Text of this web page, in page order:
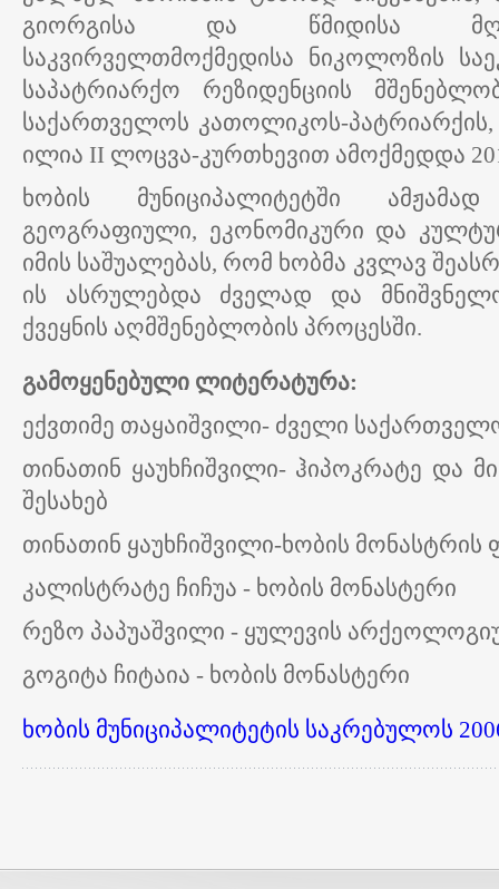
გიორგისა და წმიდისა
საკვირველთმოქმედისა ნიკოლოზის
საპატრიარქო რეზიდენციის
საქართველოს კათოლიკოს-პატრიარქის,
ილია II ლოცვა-კურთხევით ამოქმედდა
ხობის მუნიციპალიტეტში
გეოგრაფიული, ეკონომიკური და
იმის საშუალებას, რომ ხობმა კვლავ
ის ასრულებდა ძველად და
ქვეყნის აღმშენებლობის პროცესში.
გამოყენებული ლიტერატურა:
ექვთიმე თაყაიშვილი- ძველი
თინათინ ყაუხჩიშვილი- ჰიპოკრატე და
შესახებ
თინათინ ყაუხჩიშვილი-ხობის მონასტრის
კალისტრატე ჩიჩუა - ხობის მონასტერი
რეზო პაპუაშვილი - ყულევის
გოგიტა ჩიტაია - ხობის მონასტერი
ხობის მუნიციპალიტეტის საკრებულოს